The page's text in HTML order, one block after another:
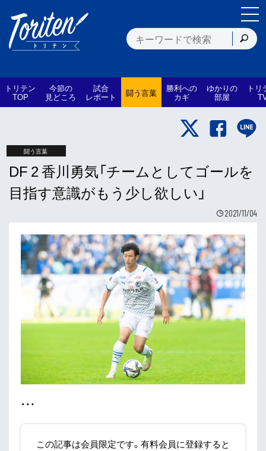
トリテン
TOP
今節の
見どころ
試合
レポート 闘う言葉 勝利への
カギ
ゆかりの
部屋
トリ
闘う言葉
DF 2 香川勇気「チームとしてゴールを
目指す意識がもう少し欲しい」
2021/11/04
・・・
この記事は会員限定です。有料会員に登録すると